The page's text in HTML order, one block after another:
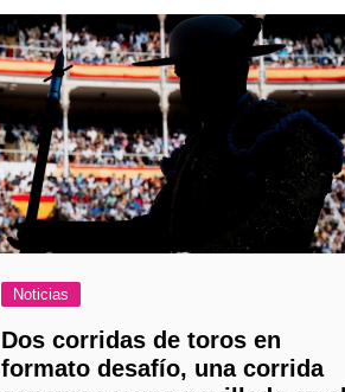
Noticias
Dos corridas de toros en
formato desafío, una corrida